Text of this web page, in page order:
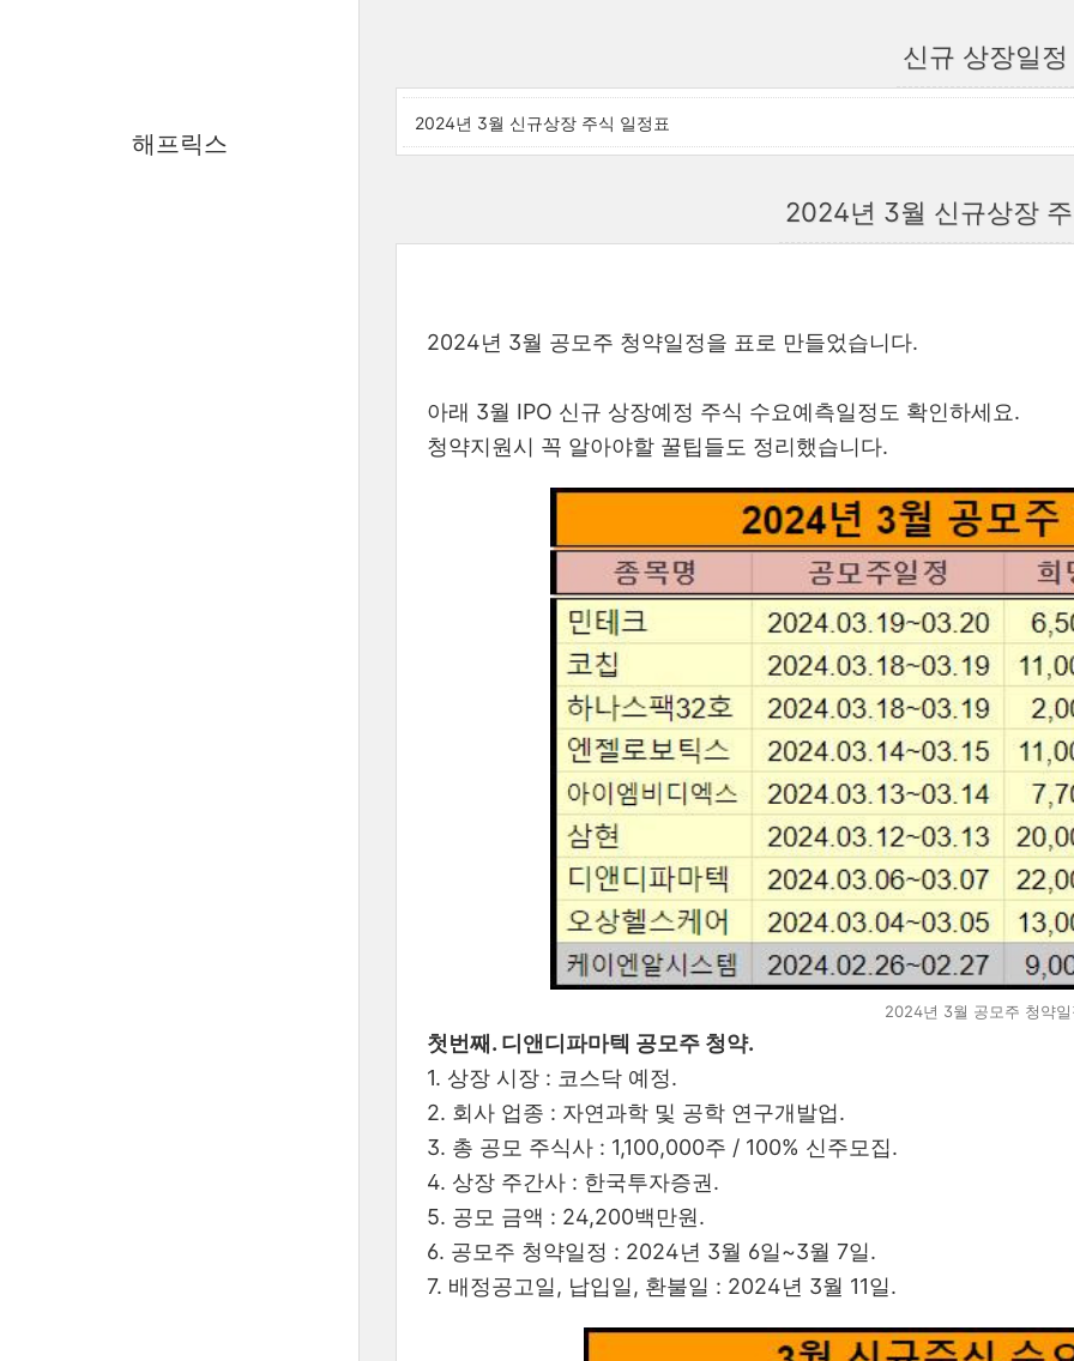
해프릭스
신규 상장일정
2024년 3월 신규상장 주식 일정표
2024년 3월 신규상장
2024년 3월 공모주 청약일정을 표로 만들었습니다.
아래 3월 IPO 신규 상장예정 주식 수요예측일정도 확인하세요.
청약지원시 꼭 알아야할 꿀팁들도 정리했습니다.
2024년 3월 공모주 청약일
첫번째. 디앤디파마텍 공모주 청약.
1. 상장 시장 : 코스닥 예정.
2. 회사 업종 : 자연과학 및 공학 연구개발업.
3. 총 공모 주식사 : 1,100,000주 / 100% 신주모집.
4. 상장 주간사 : 한국투자증권.
5. 공모 금액 : 24,200백만원.
6. 공모주 청약일정 : 2024년 3월 6일~3월 7일.
7. 배정공고일, 납입일, 환불일 : 2024년 3월 11일.